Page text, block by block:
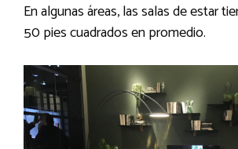
En algunas áreas, las salas de estar
50 pies cuadrados en promedio.